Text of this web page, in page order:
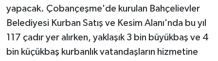
yapacak. Çobançeşme'de kurulan Bahçelievler
Belediyesi Kurban Satış ve Kesim Alanı'nda bu yıl
117 çadır yer alırken, yaklaşık 3 bin büyükbaş ve 4
bin küçükbaş kurbanlık vatandaşların hizmetine